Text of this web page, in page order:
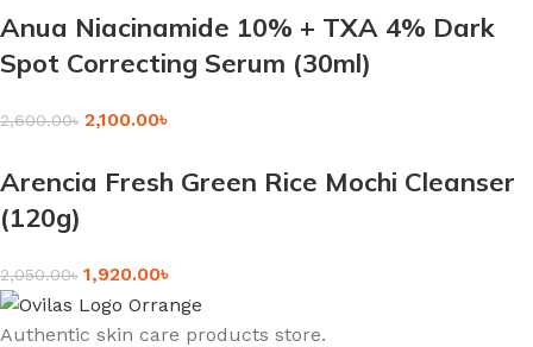
Anua Niacinamide 10% + TXA 4% Dark
Spot Correcting Serum (30ml)
2,600.00৳ 2,100.00৳
Arencia Fresh Green Rice Mochi Cleanser
(120g)
2,050.00৳ 1,920.00৳
Authentic skin care products store.